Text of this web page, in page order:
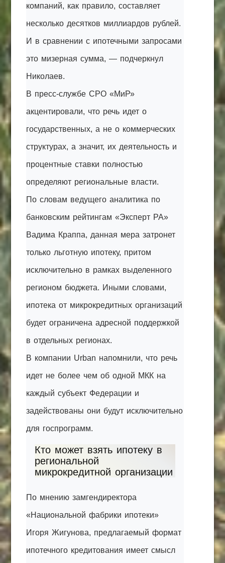
компаний, как правило, составляет
несколько десятков миллиардов рублей.
И в сравнении с ипотечными запросами
это мизерная сумма, — подчеркнул
Николаев.
В пресс-службе СРО «МиР»
акцентировали, что речь идет о
государственных, а не о коммерческих
структурах, а значит, их деятельность и
процентные ставки полностью
определяют региональные власти.
По словам ведущего аналитика по
банковским рейтингам «Эксперт РА»
Вадима Краппа, данная мера затронет
только льготную ипотеку, притом
исключительно в рамках выделенного
регионом бюджета. Иными словами,
ипотека от микрокредитных организаций
будет ограничена адресной поддержкой
в отдельных регионах.
В компании Urban напомнили, что речь
идет не более чем об одной МКК на
каждый субъект Федерации и
задействованы они будут исключительно
для госпрограмм.
Кто может взять ипотеку в
региональной
микрокредитной организации
По мнению замгендиректора
«Национальной фабрики ипотеки»
Игоря Жигунова, предлагаемый формат
ипотечного кредитования имеет смысл